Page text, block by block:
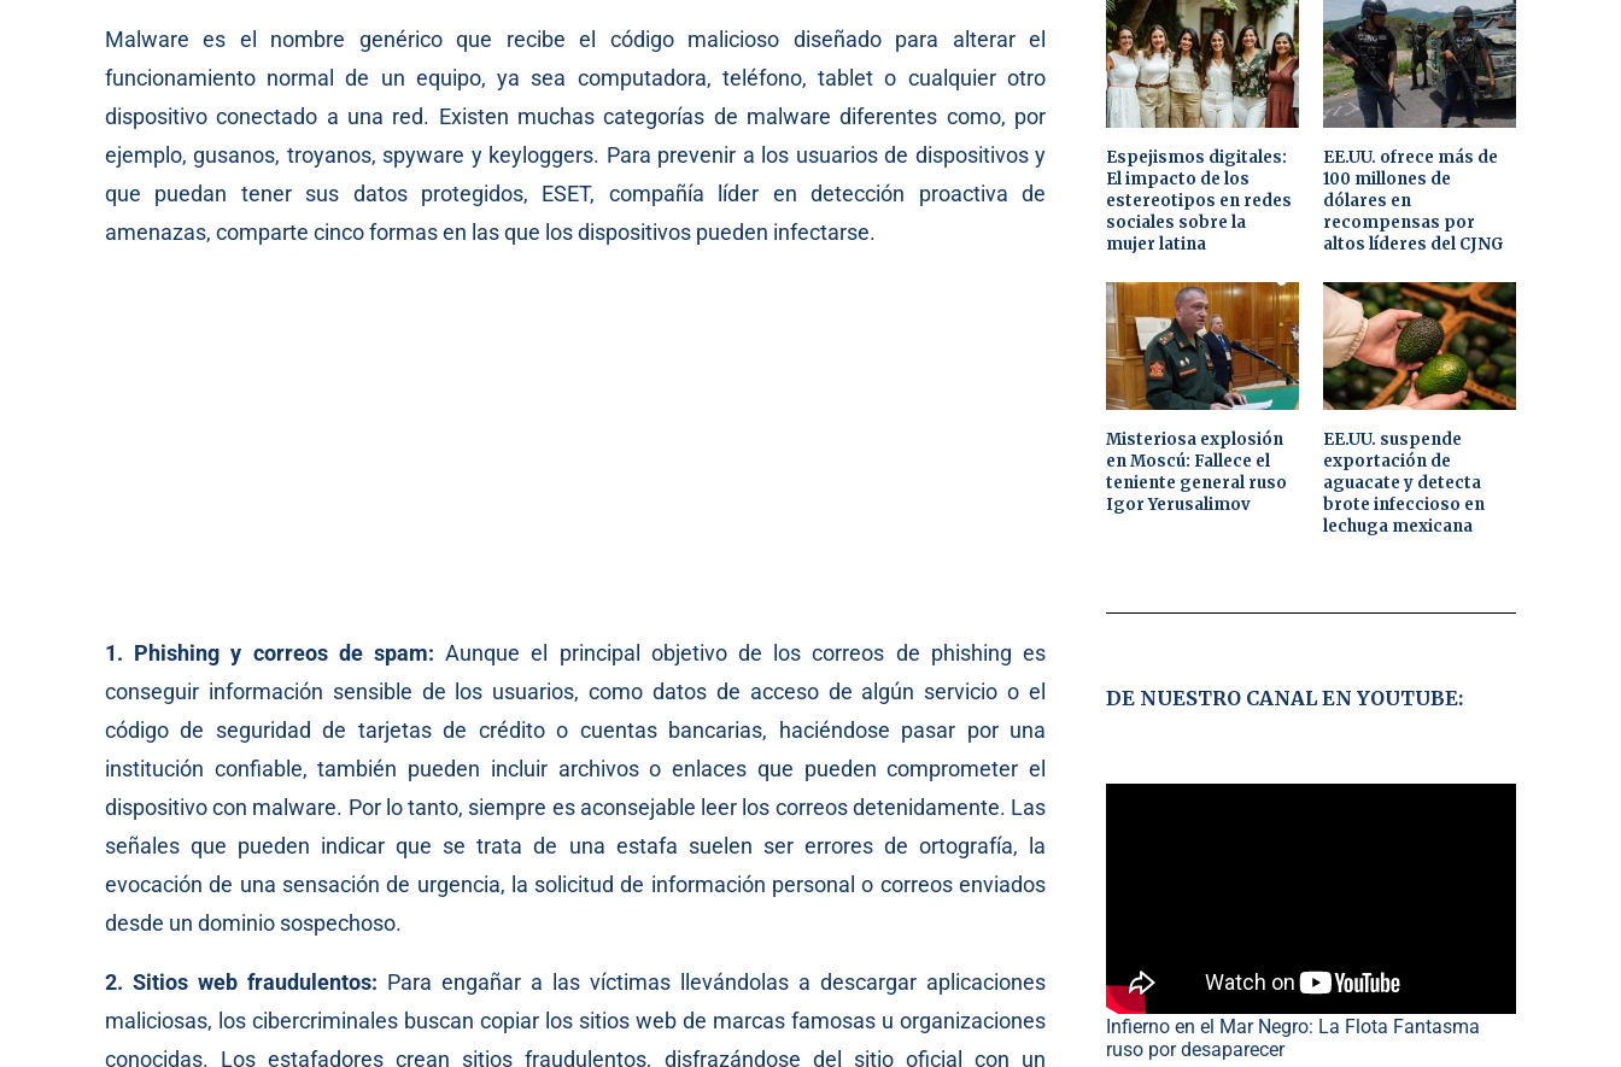
Malware es el nombre genérico que recibe el código malicioso diseñado para alterar el
funcionamiento normal de un equipo, ya sea computadora, teléfono, tablet o cualquier otro
dispositivo conectado a una red. Existen muchas categorías de malware diferentes como, por
ejemplo, gusanos, troyanos, spyware y keyloggers. Para prevenir a los usuarios de dispositivos y
que puedan tener sus datos protegidos, ESET, compañía líder en detección proactiva de
amenazas, comparte cinco formas en las que los dispositivos pueden infectarse.
1. Phishing y correos de spam: Aunque el principal objetivo de los correos de phishing es
conseguir información sensible de los usuarios, como datos de acceso de algún servicio o el
código de seguridad de tarjetas de crédito o cuentas bancarias, haciéndose pasar por una
institución confiable, también pueden incluir archivos o enlaces que pueden comprometer el
dispositivo con malware. Por lo tanto, siempre es aconsejable leer los correos detenidamente. Las
señales que pueden indicar que se trata de una estafa suelen ser errores de ortografía, la
evocación de una sensación de urgencia, la solicitud de información personal o correos enviados
desde un dominio sospechoso.
2. Sitios web fraudulentos: Para engañar a las víctimas llevándolas a descargar aplicaciones
maliciosas, los cibercriminales buscan copiar los sitios web de marcas famosas u organizaciones
conocidas. Los estafadores crean sitios fraudulentos, disfrazándose del sitio oficial con un
Espejismos digitales:
El impacto de los
estereotipos en redes
sociales sobre la
mujer latina
EE.UU. ofrece más de
100 millones de
dólares en
recompensas por
altos líderes del CJNG
Misteriosa explosión
en Moscú: Fallece el
teniente general ruso
Igor Yerusalimov
EE.UU. suspende
exportación de
aguacate y detecta
brote infeccioso en
lechuga mexicana
DE NUESTRO CANAL EN YOUTUBE:
Infierno en el Mar Negro: La Flota Fantasma
ruso por desaparecer